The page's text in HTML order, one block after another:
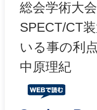
総会学術大
SPECT/CT
いる事の利点
中原理紀